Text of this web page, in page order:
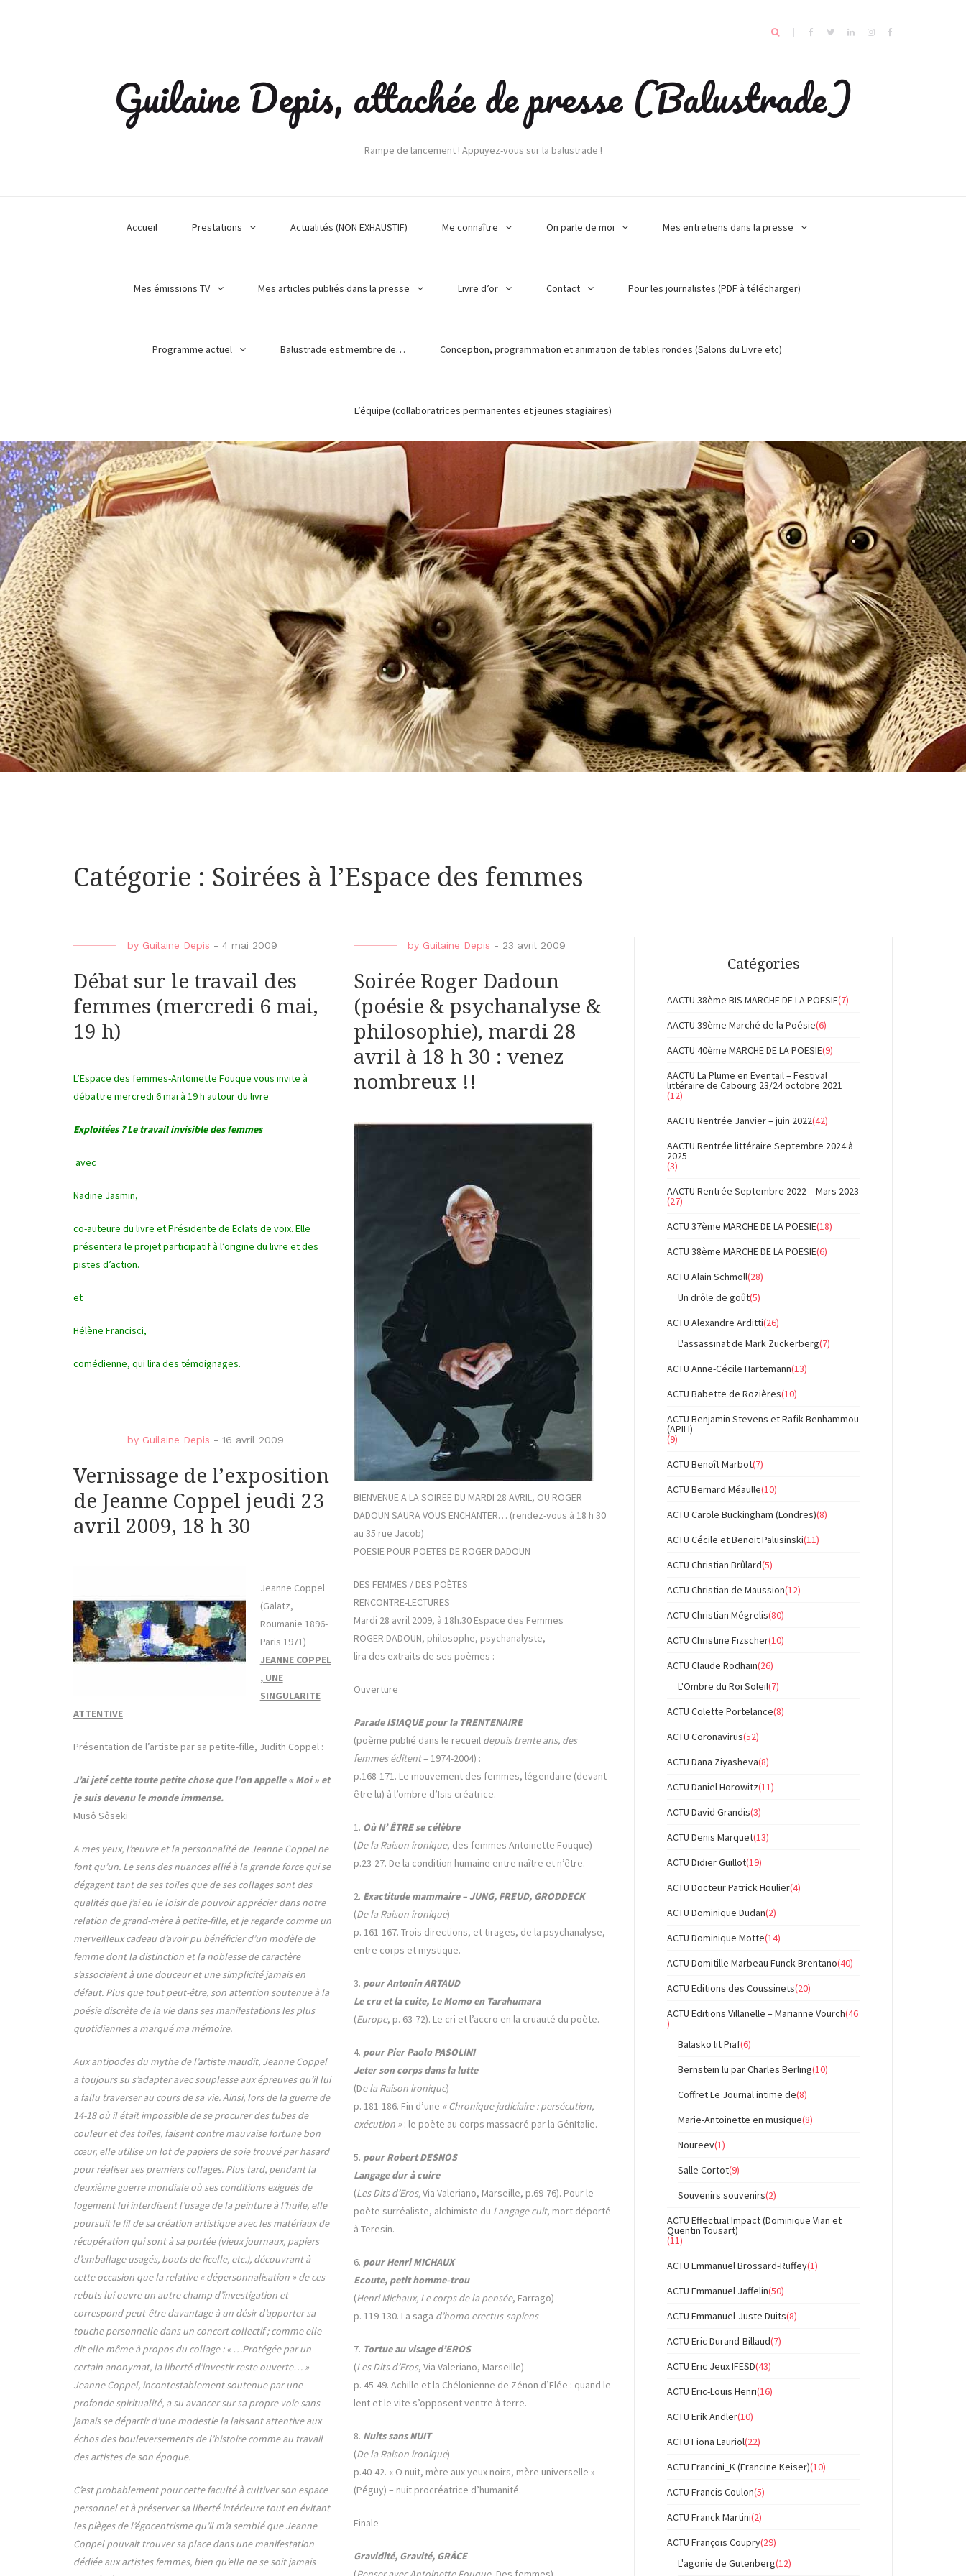
Guilaine Depis, attachée de presse (Balustrade)
Rampe de lancement ! Appuyez-vous sur la balustrade !
Accueil Prestations Actualités (NON EXHAUSTIF) Me connaître On parle de moi Mes entretiens dans la presse
Mes émissions TV Mes articles publiés dans la presse Livre d’or Contact Pour les journalistes (PDF à télécharger)
Programme actuel Balustrade est membre de… Conception, programmation et animation de tables rondes (Salons du Livre etc)
L’équipe (collaboratrices permanentes et jeunes stagiaires)
Catégorie : Soirées à l’Espace des femmes
by Guilaine Depis - 4 mai 2009
Débat sur le travail des
femmes (mercredi 6 mai,
19 h)
L’Espace des femmes-Antoinette Fouque vous invite à
débattre mercredi 6 mai à 19 h autour du livre
Exploitées ? Le travail invisible des femmes
avec
Nadine Jasmin,
co-auteure du livre et Présidente de Eclats de voix. Elle
présentera le projet participatif à l’origine du livre et des
pistes d’action.
et
Hélène Francisci,
comédienne, qui lira des témoignages.
by Guilaine Depis - 23 avril 2009
Soirée Roger Dadoun
(poésie & psychanalyse &
philosophie), mardi 28
avril à 18 h 30 : venez
nombreux !!
BIENVENUE A LA SOIREE DU MARDI 28 AVRIL, OU ROGER
DADOUN SAURA VOUS ENCHANTER… (rendez-vous à 18 h 30
au 35 rue Jacob)
POESIE POUR POETES DE ROGER DADOUN
DES FEMMES / DES POÈTES
RENCONTRE-LECTURES
Mardi 28 avril 2009, à 18h.30 Espace des Femmes
ROGER DADOUN, philosophe, psychanalyste,
lira des extraits de ses poèmes :
Ouverture
Parade ISIAQUE pour la TRENTENAIRE
(poème publié dans le recueil depuis trente ans, des
femmes éditent– 1974-2004) :
p.168-171. Le mouvement des femmes, légendaire (devant
être lu) à l’ombre d’Isis créatrice.
1. Où N’ ÊTRE se célèbre
(De la Raison ironique, des femmes Antoinette Fouque)
p.23-27. De la condition humaine entre naître et n’être.
2. Exactitude mammaire – JUNG, FREUD, GRODDECK
(De la Raison ironique)
p. 161-167. Trois directions, et tirages, de la psychanalyse,
entre corps et mystique.
3. pour Antonin ARTAUD
Le cru et la cuite, Le Momo en Tarahumara
(Europe, p. 63-72). Le cri et l’accro en la cruauté du poète.
4. pour Pier Paolo PASOLINI
Jeter son corps dans la lutte
(De la Raison ironique)
p. 181-186. Fin d’une « Chronique judiciaire : persécution,
exécution »: le poète au corps massacré par la GénItalie.
5. pour Robert DESNOS
Langage dur à cuire
(Les Dits d’Eros,Via Valeriano, Marseille, p.69-76). Pour le
poète surréaliste, alchimiste du Langage cuit, mort déporté
à Teresin.
6. pour Henri MICHAUX
Ecoute, petit homme-trou
(Henri Michaux, Le corps de la pensée, Farrago)
p. 119-130. La saga d’homo erectus-sapiens
7. Tortue au visage d’EROS
(Les Dits d’Eros, Via Valeriano, Marseille)
p. 45-49. Achille et la Chélonienne de Zénon d’Elée : quand le
lent et le vite s’opposent ventre à terre.
8. Nuits sans NUIT
(De la Raison ironique)
p.40-42. « O nuit, mère aux yeux noirs, mère universelle »
(Péguy) – nuit procréatrice d’humanité.
Finale
Gravidité, Gravité, GRÂCE
by Guilaine Depis - 16 avril 2009
Vernissage de l’exposition
de Jeanne Coppel jeudi 23
avril 2009, 18 h 30
Jeanne Coppel
(Galatz,
Roumanie 1896-
Paris 1971)
JEANNE COPPEL
, UNE
SINGULARITE
ATTENTIVE
Présentation de l’artiste par sa petite-fille, Judith Coppel :
J’ai jeté cette toute petite chose que l’on appelle « Moi » et
je suis devenu le monde immense.
Musô Sôseki
A mes yeux, l’œuvre et la personnalité de Jeanne Coppel ne
font qu’un. Le sens des nuances allié à la grande force qui se
dégagent tant de ses toiles que de ses collages sont des
qualités que j’ai eu le loisir de pouvoir apprécier dans notre
relation de grand-mère à petite-fille, et je regarde comme un
merveilleux cadeau d’avoir pu bénéficier d’un modèle de
femme dont la distinction et la noblesse de caractère
s’associaient à une douceur et une simplicité jamais en
défaut. Plus que tout peut-être, son attention soutenue à la
poésie discrète de la vie dans ses manifestations les plus
quotidiennes a marqué ma mémoire.
Aux antipodes du mythe de l’artiste maudit, Jeanne Coppel
a toujours su s’adapter avec souplesse aux épreuves qu’il lui
a fallu traverser au cours de sa vie. Ainsi, lors de la guerre de
14-18 où il était impossible de se procurer des tubes de
couleur et des toiles, faisant contre mauvaise fortune bon
cœur, elle utilise un lot de papiers de soie trouvé par hasard
pour réaliser ses premiers collages. Plus tard, pendant la
deuxième guerre mondiale où ses conditions exiguës de
logement lui interdisent l’usage de la peinture à l’huile, elle
poursuit le fil de sa création artistique avec les matériaux de
récupération qui sont à sa portée (vieux journaux, papiers
d’emballage usagés, bouts de ficelle, etc.), découvrant à
cette occasion que la relative « dépersonnalisation » de ces
rebuts lui ouvre un autre champ d’investigation et
correspond peut-être davantage à un désir d’apporter sa
touche personnelle dans un concert collectif ; comme elle
dit elle-même à propos du collage : « …Protégée par un
certain anonymat, la liberté d’investir reste ouverte… »
Jeanne Coppel, incontestablement soutenue par une
profonde spiritualité, a su avancer sur sa propre voie sans
jamais se départir d’une modestie la laissant attentive aux
échos des bouleversements de l’histoire comme au travail
des artistes de son époque.
C’est probablement pour cette faculté à cultiver son espace
personnel et à préserver sa liberté intérieure tout en évitant
les pièges de l’égocentrisme qu’il m’a semblé que Jeanne
Coppel pouvait trouver sa place dans une manifestation
dédiée aux artistes femmes, bien qu’elle ne se soit jamais
Catégories
AACTU 38ème BIS MARCHE DE LA POESIE(7)
AACTU 39ème Marché de la Poésie(6)
AACTU 40ème MARCHE DE LA POESIE(9)
AACTU La Plume en Eventail – Festival
littéraire de Cabourg 23/24 octobre 2021
(12)
AACTU Rentrée Janvier – juin 2022(42)
AACTU Rentrée littéraire Septembre 2024 à
2025
(3)
AACTU Rentrée Septembre 2022 – Mars 2023
(27)
ACTU 37ème MARCHE DE LA POESIE(18)
ACTU 38ème MARCHE DE LA POESIE(6)
ACTU Alain Schmoll(28)
Un drôle de goût(5)
ACTU Alexandre Arditti(26)
L'assassinat de Mark Zuckerberg(7)
ACTU Anne-Cécile Hartemann(13)
ACTU Babette de Rozières(10)
ACTU Benjamin Stevens et Rafik Benhammou
(APILI)
(9)
ACTU Benoît Marbot(7)
ACTU Bernard Méaulle(10)
ACTU Carole Buckingham (Londres)(8)
ACTU Cécile et Benoit Palusinski(11)
ACTU Christian Brûlard(5)
ACTU Christian de Maussion(12)
ACTU Christian Mégrelis(80)
ACTU Christine Fizscher(10)
ACTU Claude Rodhain(26)
L'Ombre du Roi Soleil(7)
ACTU Colette Portelance(8)
ACTU Coronavirus(52)
ACTU Dana Ziyasheva(8)
ACTU Daniel Horowitz(11)
ACTU David Grandis(3)
ACTU Denis Marquet(13)
ACTU Didier Guillot(19)
ACTU Docteur Patrick Houlier(4)
ACTU Dominique Dudan(2)
ACTU Dominique Motte(14)
ACTU Domitille Marbeau Funck-Brentano(40)
ACTU Editions des Coussinets(20)
ACTU Editions Villanelle – Marianne Vourch(46
)
Balasko lit Piaf(6)
Bernstein lu par Charles Berling(10)
Coffret Le Journal intime de(8)
Marie-Antoinette en musique(8)
Noureev(1)
Salle Cortot(9)
Souvenirs souvenirs(2)
ACTU Effectual Impact (Dominique Vian et
Quentin Tousart)
(11)
ACTU Emmanuel Brossard-Ruffey(1)
ACTU Emmanuel Jaffelin(50)
ACTU Emmanuel-Juste Duits(8)
ACTU Eric Durand-Billaud(7)
ACTU Eric Jeux IFESD(43)
ACTU Eric-Louis Henri(16)
ACTU Erik Andler(10)
ACTU Fiona Lauriol(22)
ACTU Francini_K (Francine Keiser)(10)
ACTU Francis Coulon(5)
ACTU Franck Martini(2)
ACTU François Coupry(29)
L'agonie de Gutenberg(12)